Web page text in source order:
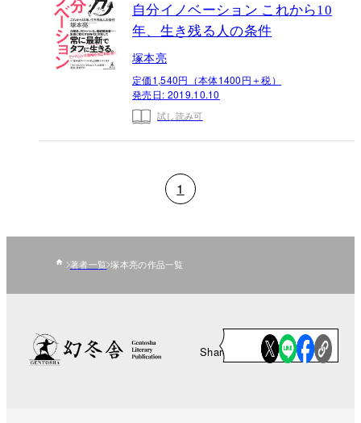
自分イノベーション これから10
年、生き残る人の条件
塚本亮
定価1,540円（本体1400円＋税）
発売日: 2019.10.10
試し読み可
1
著者一覧 塚本亮の作品一覧
Share